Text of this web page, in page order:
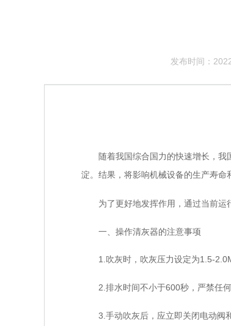
发布时间：
随着我国综合国力的快速增长，我国
淀。结果，将影响机械设备的生产寿
为了更好地发挥作用，通过当前运
一、操作清灰器的注意事项
1.吹灰时，吹灰压力设定为1.5-
2.排水时间不小于600秒，严禁任何
3.手动吹灰后，应立即关闭电动阀